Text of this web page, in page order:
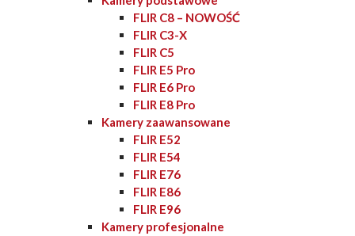
FLIR C8 – NOWOŚĆ
FLIR C3-X
FLIR C5
FLIR E5 Pro
FLIR E6 Pro
FLIR E8 Pro
Kamery zaawansowane
FLIR E52
FLIR E54
FLIR E76
FLIR E86
FLIR E96
Kamery profesjonalne